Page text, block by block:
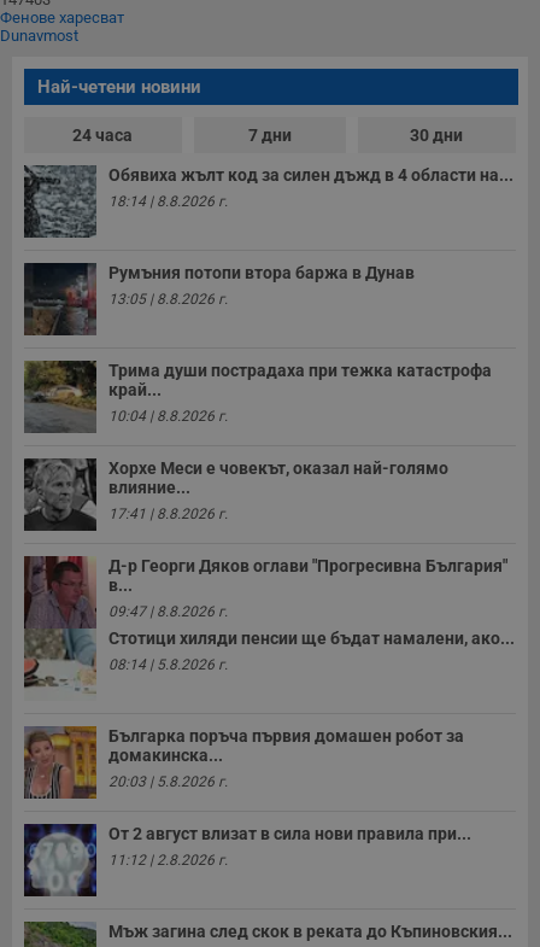
Фенове харесват
Dunavmost
Най-четени новини
24 часа 7 дни 30 дни
Обявиха жълт код за силен дъжд в 4 области на...
18:14 | 8.8.2026 г.
Румъния потопи втора баржа в Дунав
13:05 | 8.8.2026 г.
Трима души пострадаха при тежка катастрофа
край...
10:04 | 8.8.2026 г.
Хорхе Меси е човекът, оказал най-голямо
влияние...
17:41 | 8.8.2026 г.
Д-р Георги Дяков оглави "Прогресивна България"
в...
09:47 | 8.8.2026 г.
Стотици хиляди пенсии ще бъдат намалени, ако...
08:14 | 5.8.2026 г.
Българка поръча първия домашен робот за
домакинска...
20:03 | 5.8.2026 г.
От 2 август влизат в сила нови правила при...
11:12 | 2.8.2026 г.
Мъж загина след скок в реката до Къпиновския...